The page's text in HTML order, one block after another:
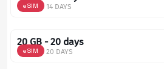
eSIM 14 DAYS
20 GB - 20 days
eSIM 20 DAYS